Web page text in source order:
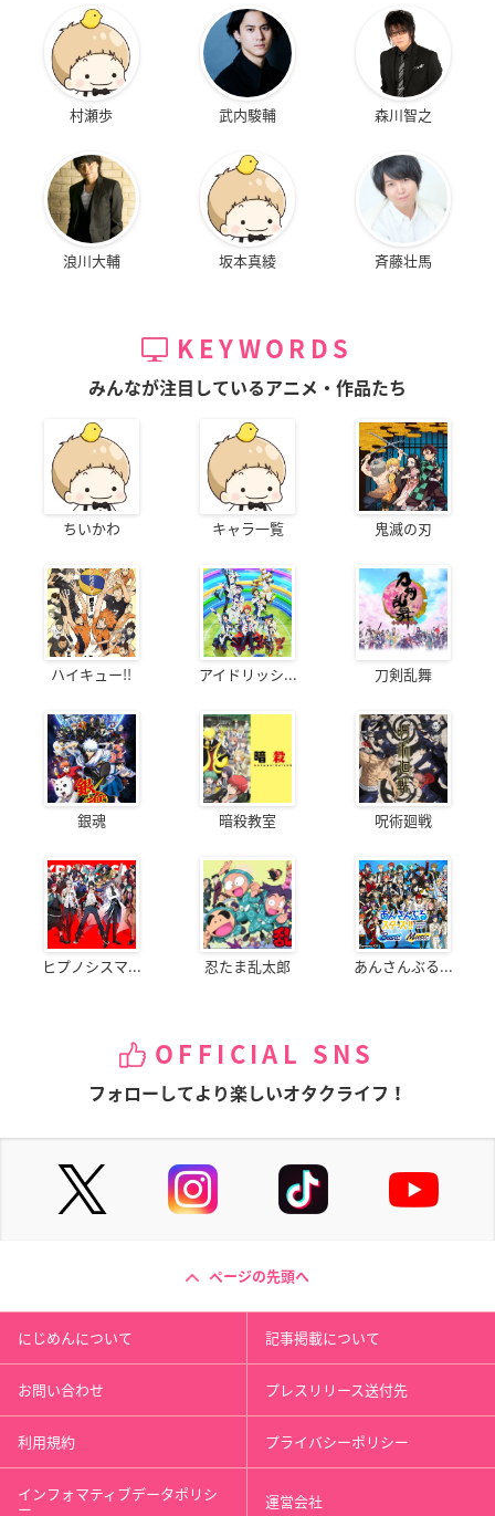
村瀬歩 武内駿輔 森川智之
浪川大輔 坂本真綾 斉藤壮馬
KEYWORDS
みんなが注目しているアニメ・作品たち
ちいかわ キャラ一覧 鬼滅の刃
ハイキュー!! アイドリッシ... 刀剣乱舞
銀魂 暗殺教室 呪術廻戦
ヒプノシスマ... 忍たま乱太郎 あんさんぶる...
OFFICIAL SNS
フォローしてより楽しいオタクライフ！
ページの先頭へ
にじめんについて 記事掲載について
お問い合わせ プレスリリース送付先
利用規約 プライバシーポリシー
インフォマティブデータポリシ
ー 運営会社